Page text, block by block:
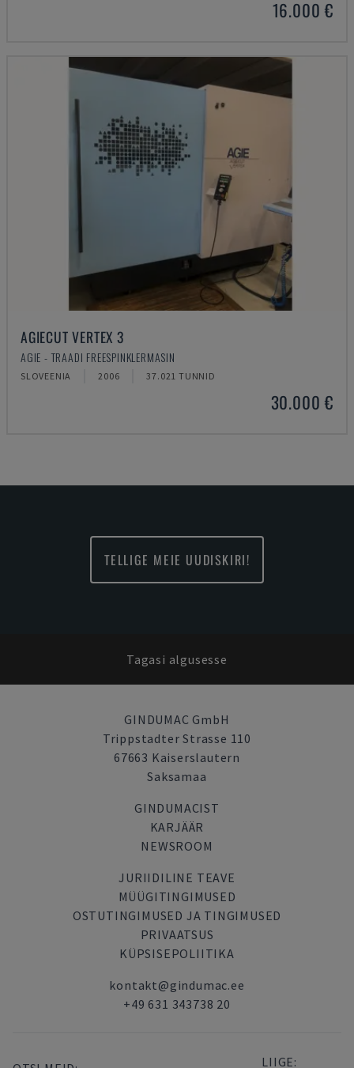
16.000 €
AGIECUT VERTEX 3
AGIE - TRAADI FREESPINKLERMASIN
SLOVEENIA 2006 37.021 TUNNID
30.000 €
TELLIGE MEIE UUDISKIRI!
Tagasi algusesse
GINDUMAC GmbH
Trippstadter Strasse 110
67663 Kaiserslautern
Saksamaa
GINDUMACIST
KARJÄÄR
NEWSROOM
JURIIDILINE TEAVE
MÜÜGITINGIMUSED
OSTUTINGIMUSED JA TINGIMUSED
PRIVAATSUS
KÜPSISEPOLIITIKA
kontakt@gindumac.ee
+49 631 343738 20
LIIGE: